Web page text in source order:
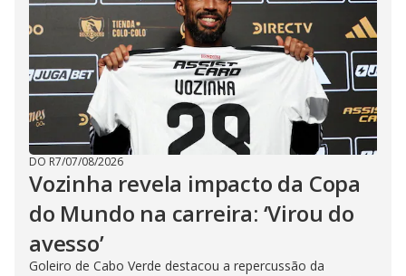
DO R7/07/08/2026
Vozinha revela impacto da Copa
do Mundo na carreira: ‘Virou do
avesso’
Goleiro de Cabo Verde destacou a repercussão da